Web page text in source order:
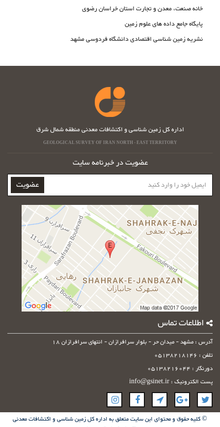
خانه صنعت، معدن و تجارت استان خراسان رضوی
پایگاه جامع داده های علوم زمین
نشریه زمین شناسی اقتصادی دانشگاه فردوسی مشهد
اطلاعات تماس
آدرس : مشهد - میدان حر - بلوار سرافرازان - انتهای سرافرازان 18
تلفن : 05138218146
دورنگار : 05138216044
پست الکترونیک : info@gsinet.ir
اداره کل زمین شناسی و اکتشافات معدنی منطقه شمال شرق
GEOLOGICAL SURVEY OF IRAN NORTH - EAST TERRITORY
عضویت در خبرنامه سایت
ایمیل
خود
را
عضویت
© کلیه حقوق و محتوای این سایت متعلق به اداره کل زمین شناسی و اکتشافات معدنی